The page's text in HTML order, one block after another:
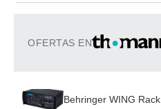
OFERTAS EN
Behringer WING Rack